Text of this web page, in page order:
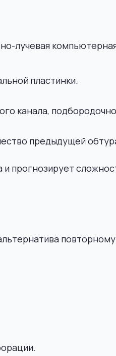
лучевая
пластинки.
канала,
предыдущей
прогнозирует